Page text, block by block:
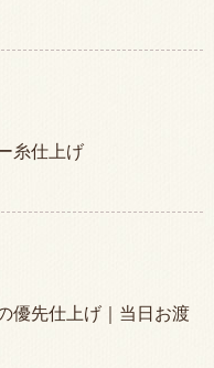
糸仕上げ
優先仕上げ｜当日お渡